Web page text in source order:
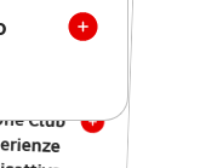
Club